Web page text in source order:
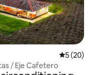
5 (20)
/ Eje Cafetero